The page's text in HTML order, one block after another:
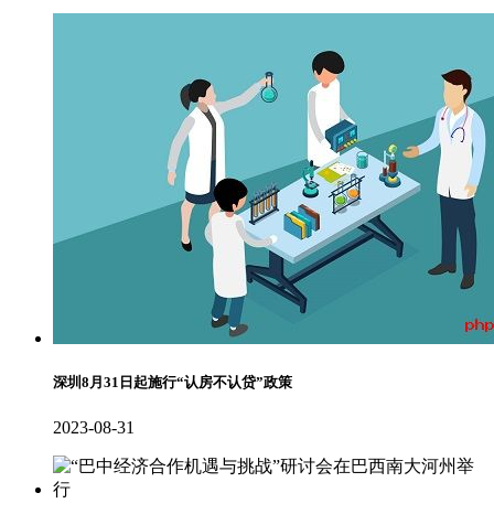
深圳8月31日起施行“认房不认贷”政策
2023-08-31